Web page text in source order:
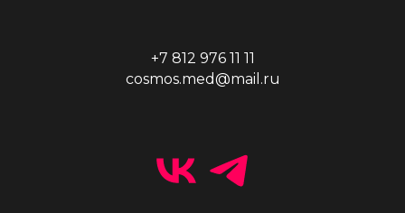
+7 812 976 11 11
cosmos.med@mail.ru